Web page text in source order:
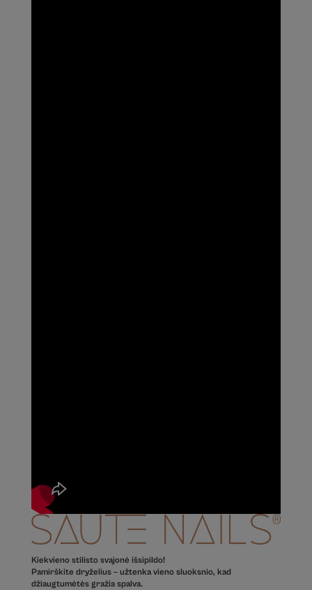
Kiekvieno stilisto svajonė išsipildo!
Pamirškite dryželius – užtenka vieno sluoksnio, kad
džiaugtumėtės gražia spalva.